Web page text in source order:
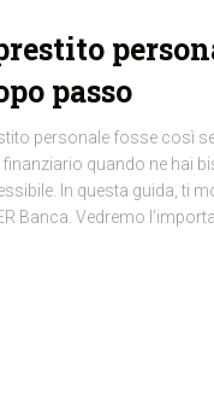
passo
personale fosse così
quando ne hai
In questa guida, ti
Banca. Vedremo